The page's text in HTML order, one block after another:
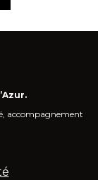
accompagnement